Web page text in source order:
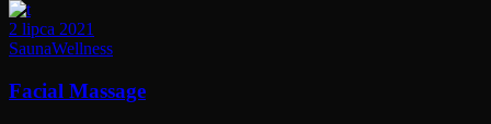
2 lipca 2021
SaunaWellness
Facial Massage